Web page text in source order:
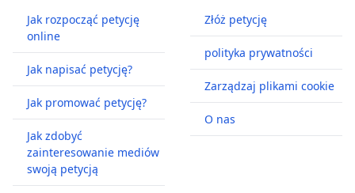
Jak rozpocząć petycję
online
Jak napisać petycję?
Jak promować petycję?
Jak zdobyć
zainteresowanie mediów
swoją petycją
Złóż petycję
polityka prywatności
Zarządzaj plikami cookie
O nas